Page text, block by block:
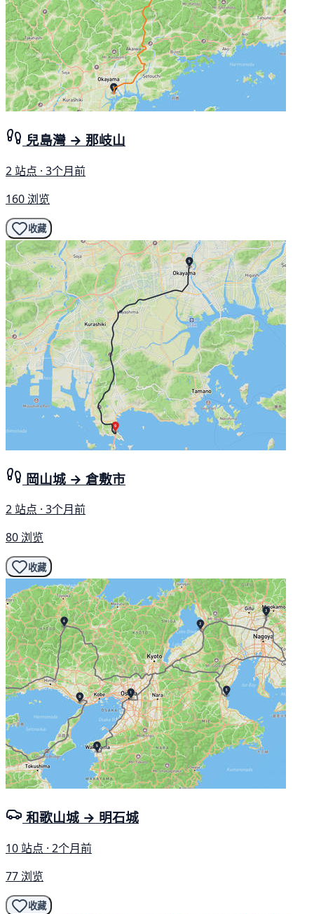
兒島灣 → 那岐山
2 站点 · 3个月前
160 浏览
收藏
岡山城 → 倉敷市
2 站点 · 3个月前
80 浏览
收藏
和歌山城 → 明石城
10 站点 · 2个月前
77 浏览
收藏